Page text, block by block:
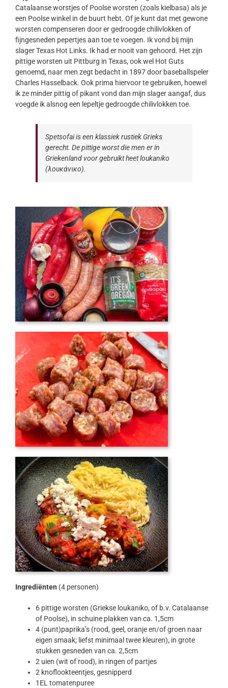
Catalaanse worstjes of Poolse worsten (zoals kielbasa) als je
een Poolse winkel in de buurt hebt. Of je kunt dat met gewone
worsten compenseren door er gedroogde chilivlokken of
fijngesneden pepertjes aan toe te voegen. Ik vond bij mijn
slager Texas Hot Links. Ik had er nooit van gehoord. Het zijn
pittige worsten uit Pittburg in Texas, ook wel Hot Guts
genoemd, naar men zegt bedacht in 1897 door baseballspeler
Charles Hasselback. Ook prima hiervoor te gebruiken, hoewel
ik ze minder pittig of pikant vond dan mijn slager aangaf, dus
voegde ik alsnog een lepeltje gedroogde chilivlokken toe.
Spetsofai is een klassiek rustiek Grieks
gerecht. De pittige worst die men er in
Griekenland voor gebruikt heet loukaniko
(λουκάνικο).
Ingrediënten (4 personen)
6 pittige worsten (Griekse loukaniko, of b.v. Catalaanse
of Poolse), in schuine plakken van ca. 1,5cm
4 (punt)paprika’s (rood, geel, oranje en/of groen naar
eigen smaak; liefst minimaal twee kleuren), in grote
stukken gesneden van ca. 2,5cm
2 uien (wit of rood), in ringen of partjes
2 knoflookteentjes, gesnipperd
1EL tomatenpuree